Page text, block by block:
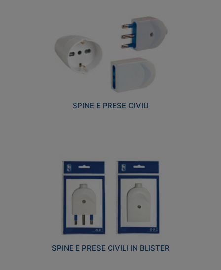
SPINE E PRESE CIVILI
SPINE E PRESE CIVILI IN BLISTER